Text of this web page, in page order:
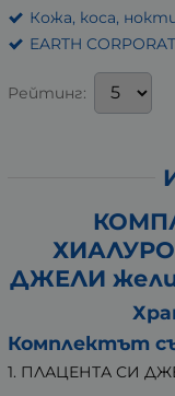
Кожа, коса,
EARTH
Рейтинг:
ДЖЕЛИ
Комплектът
1. ПЛАЦЕНТА СИ